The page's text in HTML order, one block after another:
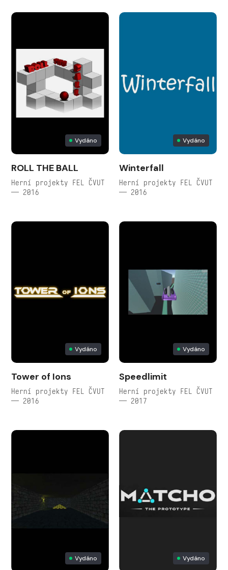
Vydáno
ROLL THE BALL
Herní projekty FEL ČVUT
— 2016
Vydáno
Winterfall
Herní projekty FEL ČVUT
— 2016
Vydáno
Tower of Ions
Herní projekty FEL ČVUT
— 2016
Vydáno
Speedlimit
Herní projekty FEL ČVUT
— 2017
Vydáno Vydáno